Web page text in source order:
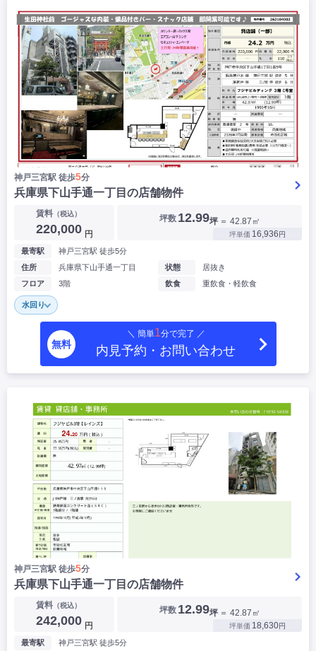
神戸三宮駅 徒歩5分
兵庫県下山手通一丁目の店舗物件
賃料（税込）
220,000 円
坪数 12.99坪 ＝ 42.87㎡
坪単価 16,936円
最寄駅
神戸三宮駅 徒歩5分
住所
兵庫県下山手通一丁目
フロア
3階
状態
居抜き
飲食
重飲食・軽飲食
水回り
無料
＼ 簡単1分で完了 ／
内見予約・お問い合わせ
神戸三宮駅 徒歩5分
兵庫県下山手通一丁目の店舗物件
賃料（税込）
242,000 円
坪数 12.99坪 ＝ 42.87㎡
坪単価 18,630円
最寄駅
神戸三宮駅 徒歩5分